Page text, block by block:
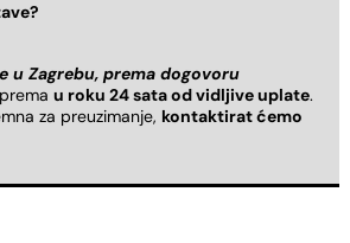
u Zagrebu, prema dogovoru
u roku 24 sata od vidljive uplate.
za preuzimanje, kontaktirat ćemo